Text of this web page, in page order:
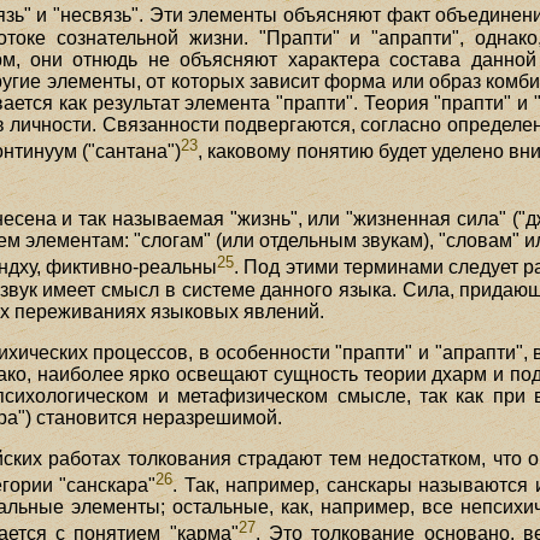
и "несвязь". Эти элементы объясняют факт
сознательной жизни. "Прапти" и "апрапти",
они отнюдь не объясняют характера состава
элементы, от которых зависит форма или образ
как результат элемента "прапти". Теория "прапти"
личности. Связанности подвергаются, согласно
("сантана")23, каковому понятию будет уделено
и так называемая "жизнь", или "жизненная сила"
элементам: "слогам" (или отдельным звукам), "словам"
фиктивно-реальны25. Под этими терминами следует
имеет смысл в системе данного языка. Сила,
переживаниях языковых явлений.
процессов, в особенности "прапти" и
наиболее ярко освещают сущность теории дхарм и
и метафизическом смысле, так как при
становится неразрешимой.
работах толкования страдают тем недостатком, что
"санскара"26. Так, например, санскары называются
элементы; остальные, как, например, все
с понятием "карма"27. Это толкование основано,